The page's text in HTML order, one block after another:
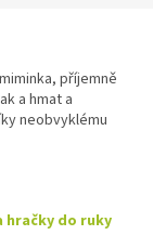
příjemně
a hmat a
neobvyklému
do ruky